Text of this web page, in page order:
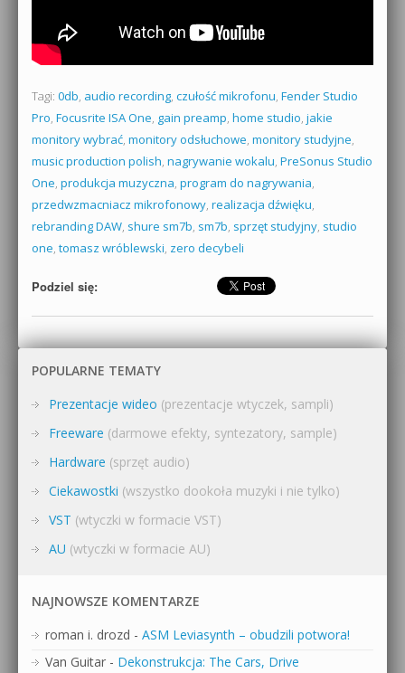
Tagi: 0db, audio recording, czułość mikrofonu, Fender Studio
Pro, Focusrite ISA One, gain preamp, home studio, jakie
monitory wybrać, monitory odsłuchowe, monitory studyjne,
music production polish, nagrywanie wokalu, PreSonus Studio
One, produkcja muzyczna, program do nagrywania,
przedwzmacniacz mikrofonowy, realizacja dźwięku,
rebranding DAW, shure sm7b, sm7b, sprzęt studyjny, studio
one, tomasz wróblewski, zero decybeli
Podziel się:
POPULARNE TEMATY
Prezentacje wideo (prezentacje wtyczek, sampli)
Freeware (darmowe efekty, syntezatory, sample)
Hardware (sprzęt audio)
Ciekawostki (wszystko dookoła muzyki i nie tylko)
VST (wtyczki w formacie VST)
AU (wtyczki w formacie AU)
NAJNOWSZE KOMENTARZE
roman i. drozd - ASM Leviasynth – obudzili potwora!
Van Guitar - Dekonstrukcja: The Cars, Drive